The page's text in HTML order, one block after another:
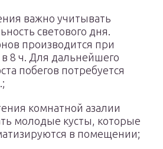
важно учитывать
светового дня.
производится при
8 ч. Для дальнейшего
побегов потребуется
комнатной азалии
молодые кусты, которые
в помещении;